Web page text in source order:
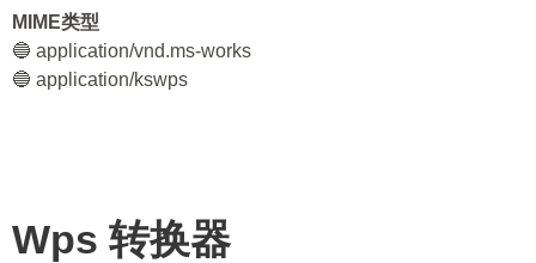
MIME类型
🔵 application/vnd.ms-works
🔵 application/kswps
Wps 转换器